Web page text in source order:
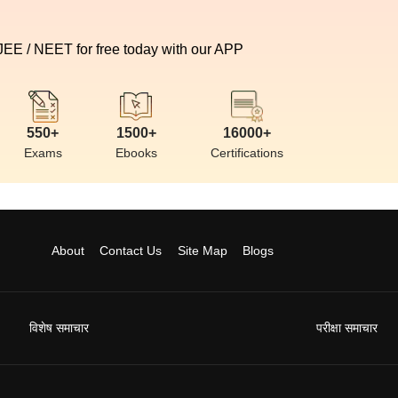
/ NEET for free today with our APP
550+
Exams
1500+
Ebooks
16000+
Certifications
About Contact Us Site Map Blogs
विशेष समाचार परीक्षा समाचार